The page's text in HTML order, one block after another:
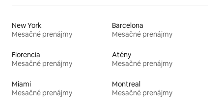
New York
Mesačné prenájmy
Barcelona
Mesačné prenájmy
Florencia
Mesačné prenájmy
Atény
Mesačné prenájmy
Miami
Mesačné prenájmy
Montreal
Mesačné prenájmy